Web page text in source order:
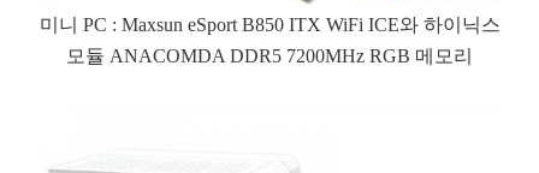
미니 PC : Maxsun eSport B850 ITX WiFi ICE와 하이닉스
모듈 ANACOMDA DDR5 7200MHz RGB 메모리